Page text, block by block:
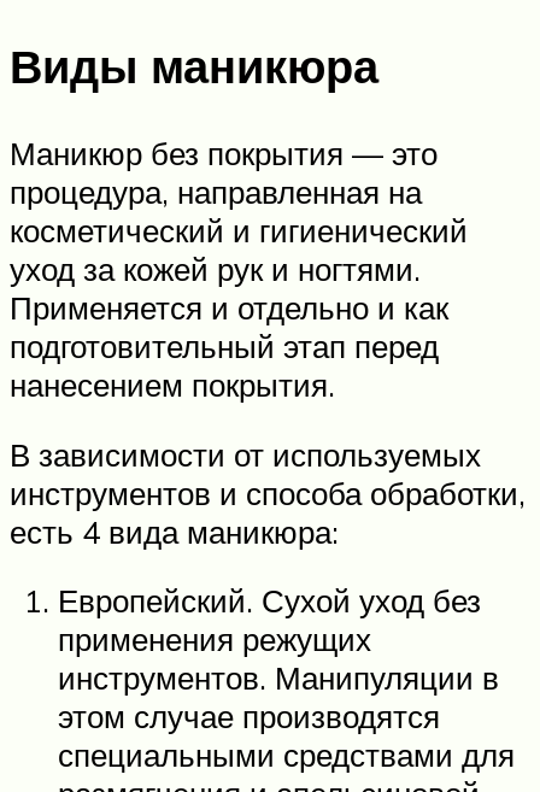
Виды маникюра
Маникюр без покрытия — это
процедура, направленная на
косметический и гигиенический
уход за кожей рук и ногтями.
Применяется и отдельно и как
подготовительный этап перед
нанесением покрытия.
В зависимости от используемых
инструментов и способа обработки,
есть 4 вида маникюра:
Европейский. Сухой уход без
применения режущих
инструментов. Манипуляции в
этом случае производятся
специальными средствами для